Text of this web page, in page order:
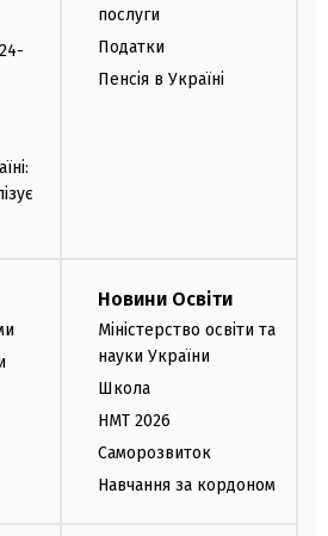
послуги
Податки
Пенсія в Україні
Новини Освіти
Міністерство освіти та
науки України
Школа
НМТ 2026
Саморозвиток
Навчання за кордоном